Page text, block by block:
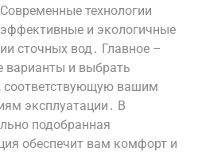
технологии
и экологичные
сточных вод․ Главное –
варианты и выбрать
соответствующую вашим
эксплуатации․ В
подобранная
обеспечит вам комфорт и